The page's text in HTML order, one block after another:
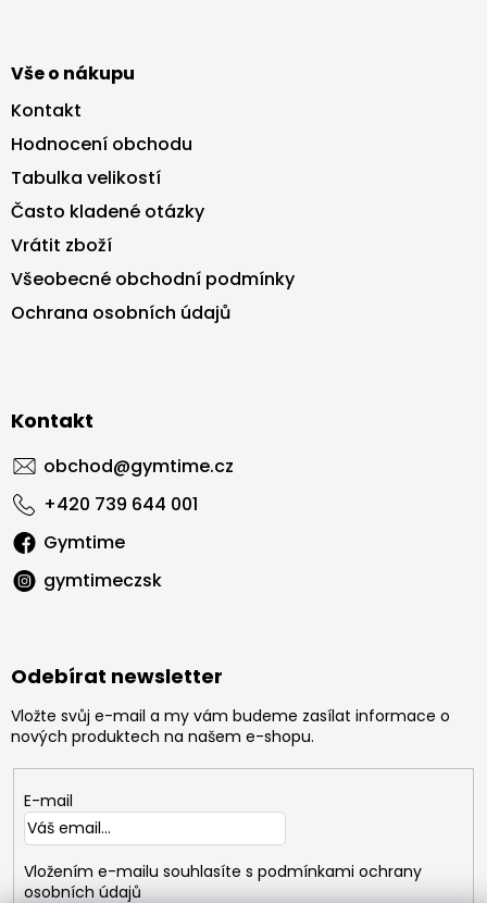
Vše o nákupu
Kontakt
Hodnocení obchodu
Tabulka velikostí
Často kladené otázky
Vrátit zboží
Všeobecné obchodní podmínky
Ochrana osobních údajů
Kontakt
obchod@gymtime.cz
+420 739 644 001
Gymtime
gymtimeczsk
Odebírat newsletter
Vložte svůj e-mail a my vám budeme zasílat informace o
nových produktech na našem e-shopu.
E-mail
Vložením e-mailu souhlasíte s podmínkami ochrany
osobních údajů